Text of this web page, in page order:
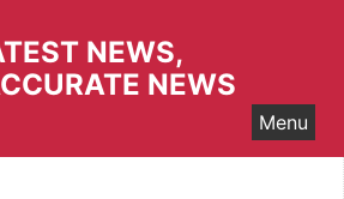
NEWS,
NEWS
Menu